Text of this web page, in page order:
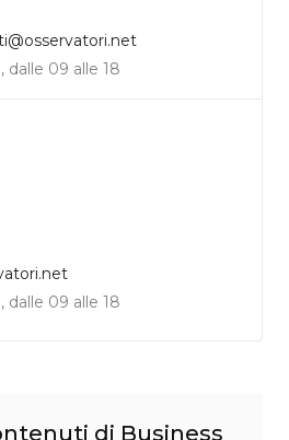
dalle 09 alle 18
dalle 09 alle 18
di Business